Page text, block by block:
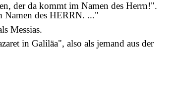
der da kommt im Namen des Herrn!".
des HERRN. ..."
Messias.
in Galiläa", also als jemand aus der